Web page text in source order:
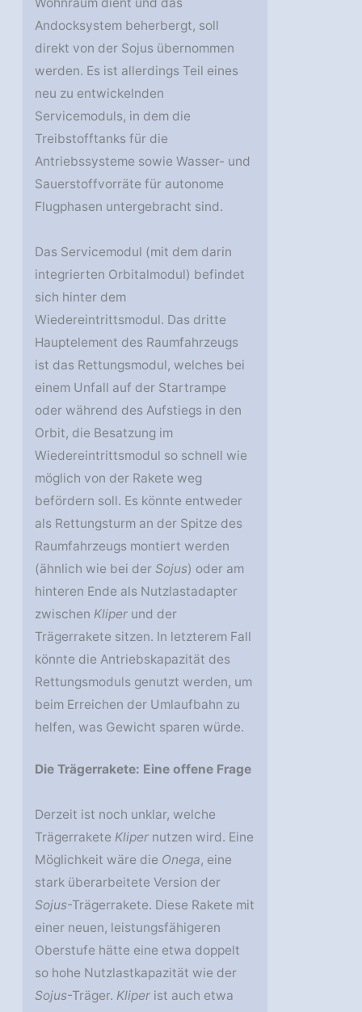
Andocksystem beherbergt, soll
direkt von der Sojus übernommen
werden. Es ist allerdings Teil eines
neu zu entwickelnden
Servicemoduls, in dem die
Treibstofftanks für die
Antriebssysteme sowie Wasser- und
Sauerstoffvorräte für autonome
Flugphasen untergebracht sind.
Das Servicemodul (mit dem darin
integrierten Orbitalmodul) befindet
sich hinter dem
Wiedereintrittsmodul. Das dritte
Hauptelement des Raumfahrzeugs
ist das Rettungsmodul, welches bei
einem Unfall auf der Startrampe
oder während des Aufstiegs in den
Orbit, die Besatzung im
Wiedereintrittsmodul so schnell wie
möglich von der Rakete weg
befördern soll. Es könnte entweder
als Rettungsturm an der Spitze des
Raumfahrzeugs montiert werden
(ähnlich wie bei derSojus) oder am
hinteren Ende als Nutzlastadapter
zwischen Kliper und der
Trägerrakete sitzen. In letzterem Fall
könnte die Antriebskapazität des
Rettungsmoduls genutzt werden, um
beim Erreichen der Umlaufbahn zu
helfen, was Gewicht sparen würde.
Die Trägerrakete: Eine offene Frage
Derzeit ist noch unklar, welche
TrägerraketeKliper nutzen wird. Eine
Möglichkeit wäre die Onega, eine
stark überarbeitete Version der
Sojus-Trägerrakete. Diese Rakete mit
einer neuen, leistungsfähigeren
Oberstufe hätte eine etwa doppelt
so hohe Nutzlastkapazität wie der
Sojus-Träger.Kliper ist auch etwa